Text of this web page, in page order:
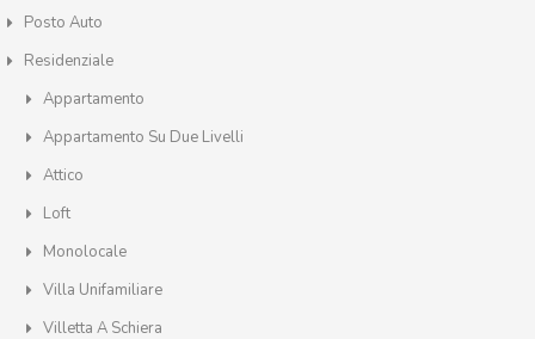
Posto Auto
Residenziale
Appartamento
Appartamento Su Due Livelli
Attico
Loft
Monolocale
Villa Unifamiliare
Villetta A Schiera